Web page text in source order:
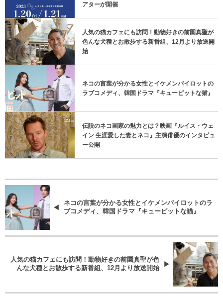
アターが開催
人気の猫カフェにも訪問！動物好きの前園真聖が
色んな犬種とお散歩する新番組、12月より放送開
始
ネコの言葉が分かる女性とイケメンパイロットの
ラブコメディ、韓国ドラマ『キューピットな猫』
伝説のネコ画家の魅力とは？映画『ルイス・ウェ
イン 生涯愛した妻とネコ』主演俳優のインタビュ
ー公開
ネコの言葉が分かる女性とイケメンパイロットのラ
ブコメディ、韓国ドラマ『キューピットな猫』
人気の猫カフェにも訪問！動物好きの前園真聖が色
んな犬種とお散歩する新番組、12月より放送開始